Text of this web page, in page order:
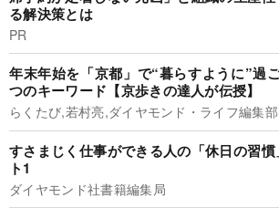
る解決策とは
PR
年末年始を「京都」で“暮らすように”過
つのキーワード【京歩きの達人が伝授】
らくたび,若村亮,ダイヤモンド・ライフ編集部
すさまじく仕事ができる人の「休日の習慣
ト1
ダイヤモンド社書籍編集局